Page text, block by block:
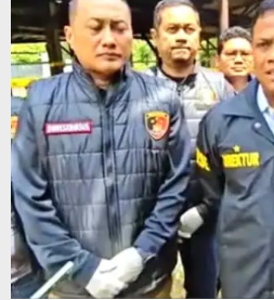
Ton
Pasir
Timah